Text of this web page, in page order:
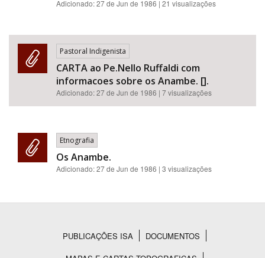
Adicionado:27 de Jun de 1986 | 21 visualizações
Pastoral Indigenista
CARTA ao Pe.Nello Ruffaldi com
informacoes sobre os Anambe. [].
Adicionado:27 de Jun de 1986 | 7 visualizações
Etnografia
Os Anambe.
Adicionado:27 de Jun de 1986 | 3 visualizações
Rodapé
PUBLICAÇÕES ISA
DOCUMENTOS